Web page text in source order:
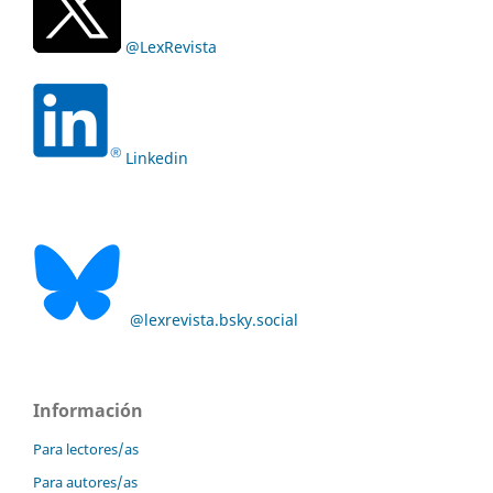
@LexRevista
Linkedin
@lexrevista.bsky.social
Información
Para lectores/as
Para autores/as